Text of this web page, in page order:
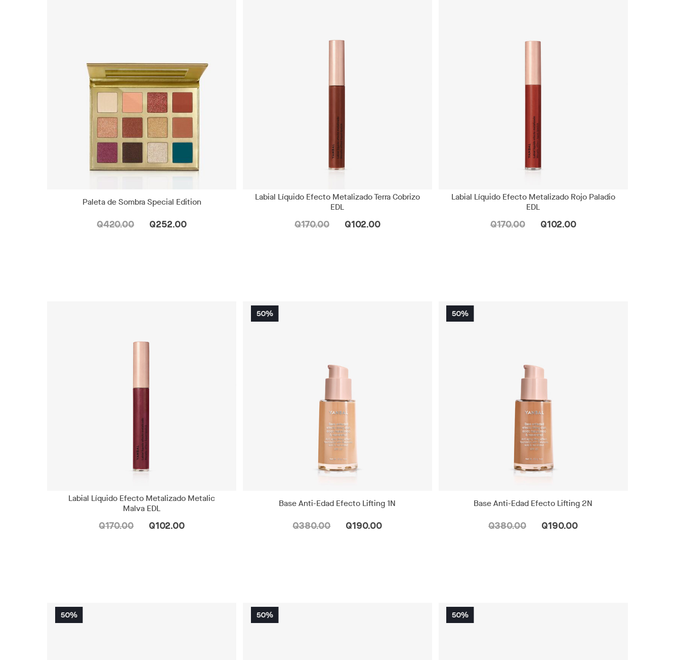
Paleta de Sombra Special Edition
Q420.00 Q252.00
Labial Líquido Efecto Metalizado Terra Cobrizo
EDL
Q170.00 Q102.00
Labial Líquido Efecto Metalizado Rojo Paladio
EDL
Q170.00 Q102.00
Labial Líquido Efecto Metalizado Metalic
Malva EDL
Q170.00 Q102.00
Base Anti-Edad Efecto Lifting 1N
Q380.00 Q190.00
Base Anti-Edad Efecto Lifting 2N
Q380.00 Q190.00